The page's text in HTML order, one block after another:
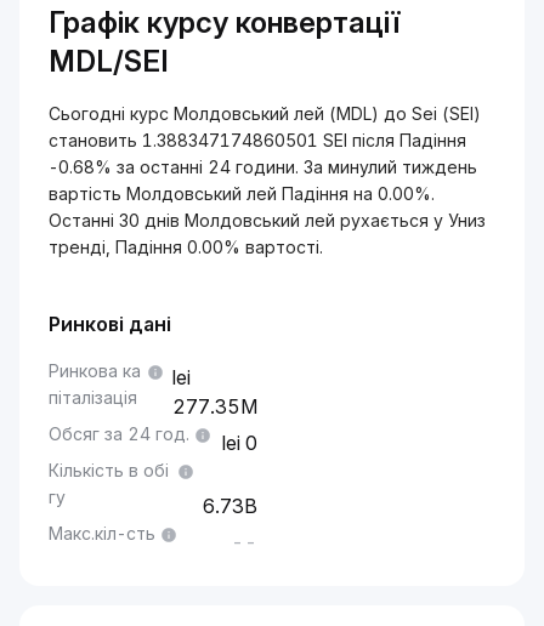
Графік курсу конвертації
MDL/SEI
Сьогодні курс Молдовський лей (MDL) до Sei (SEI)
становить 1.388347174860501 SEI після Падіння
-0.68% за останні 24 години. За минулий тиждень
вартість Молдовський лей Падіння на 0.00%.
Останні 30 днів Молдовський лей рухається у Униз
тренді, Падіння 0.00% вартості.
Ринкові дані
Ринкова ка
піталізація
277.35M
Обсяг за 24 год. 0
Кількість в обі
гу
6.73B
Макс.кіл-сть --